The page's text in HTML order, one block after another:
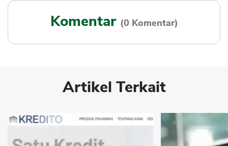
Komentar (0 Komentar)
Artikel Terkait